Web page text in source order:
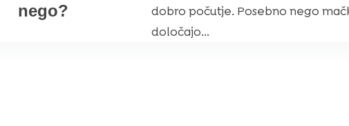
nego?
dobro počutje. Posebno nego
določajo...